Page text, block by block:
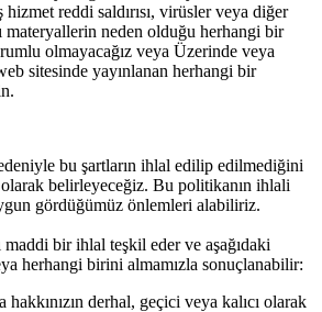
hizmet reddi saldırısı, virüsler veya diğer
materyallerin neden olduğu herhangi bir
olmayacağız veya Üzerinde veya
sitesinde yayınlanan herhangi bir
bu şartların ihlal edilip edilmediğini
belirleyeceğiz. Bu politikanın ihlali
gördüğümüz önlemleri alabiliriz.
maddi bir ihlal teşkil eder ve aşağıdaki
herhangi birini almamızla sonuçlanabilir:
derhal, geçici veya kalıcı olarak